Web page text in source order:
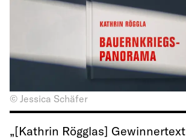
© Jessica Schäfer
„[Kathrin Rögglas] Gewinnertext